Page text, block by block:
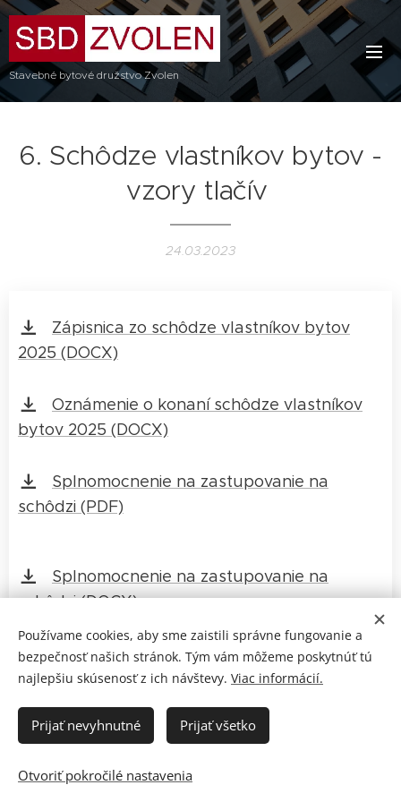
Stavebné bytové družstvo Zvolen
6. Schôdze vlastníkov bytov -
vzory tlačív
24.03.2023
Zápisnica zo schôdze vlastníkov bytov
2025 (DOCX)
Oznámenie o konaní schôdze vlastníkov
bytov 2025 (DOCX)
Splnomocnenie na zastupovanie na
schôdzi (PDF)
Splnomocnenie na zastupovanie na
schôdzi (DOCX)
Share
Všetky práva vyhradené
Používame cookies, aby sme zaistili správne fungovanie a
bezpečnosť našich stránok. Tým vám môžeme poskytnúť tú
najlepšiu skúsenosť z ich návštevy. Viac informácií.
Prijať nevyhnutné Prijať všetko
Otvoriť pokročilé nastavenia